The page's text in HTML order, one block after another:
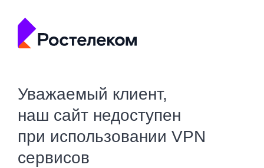
Уважаемый клиент,
наш сайт недоступен
при использовании VPN
сервисов